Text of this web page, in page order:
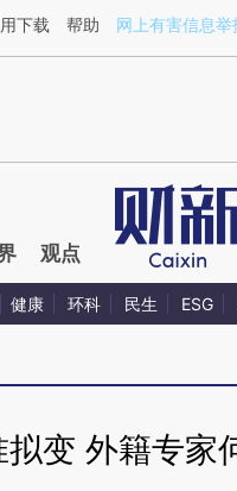
k79muHuX](https://
下载 帮助 网上有害信息举
观点
健康 环科 民生 ESG
变 外籍专家